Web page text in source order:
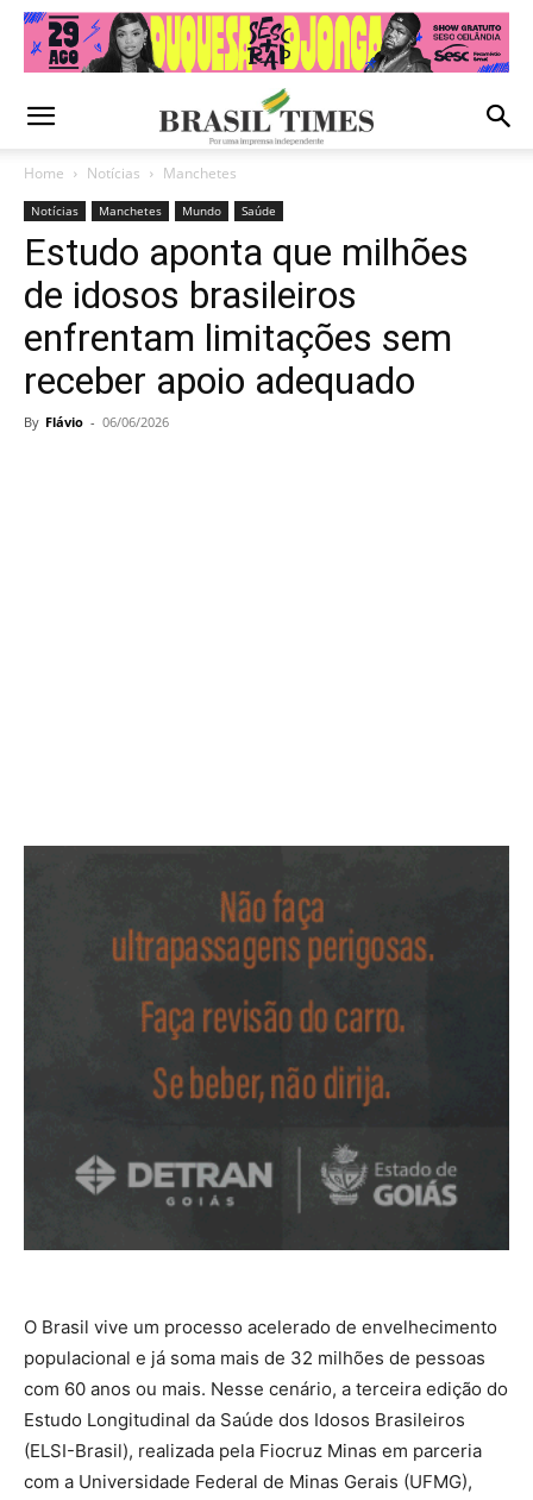
Home Notícias Manchetes
Notícias Manchetes Mundo Saúde
Estudo aponta que milhões
de idosos brasileiros
enfrentam limitações sem
receber apoio adequado
By Flávio - 06/06/2026
O Brasil vive um processo acelerado de envelhecimento
populacional e já soma mais de 32 milhões de pessoas
com 60 anos ou mais. Nesse cenário, a terceira edição do
Estudo Longitudinal da Saúde dos Idosos Brasileiros
(ELSI-Brasil), realizada pela Fiocruz Minas em parceria
com a Universidade Federal de Minas Gerais (UFMG),